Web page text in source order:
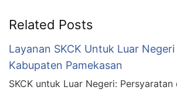
Related Posts
Layanan SKCK Untuk Luar
Kabupaten Pamekasan
SKCK untuk Luar Negeri: Persyaratan